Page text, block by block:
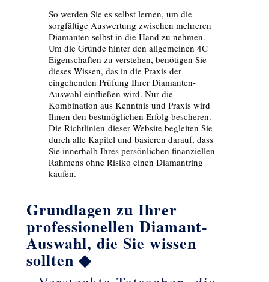
So werden Sie es selbst lernen, um die
sorgfältige Auswertung zwischen mehreren
Diamanten selbst in die Hand zu nehmen.
Um die Gründe hinter den allgemeinen 4C
Eigenschaften zu verstehen, benötigen Sie
dieses Wissen, das in die Praxis der
eingehenden Prüfung Ihrer Diamanten-
Auswahl einfließen wird. Nur die
Kombination aus Kenntnis und Praxis wird
Ihnen den bestmöglichen Erfolg bescheren.
Die Richtlinien dieser Website begleiten Sie
durch alle Kapitel und basieren darauf, dass
Sie innerhalb Ihres persönlichen finanziellen
Rahmens ohne Risiko einen Diamantring
kaufen.
Grundlagen zu Ihrer
professionellen Diamant-
Auswahl, die Sie wissen
sollten ◆